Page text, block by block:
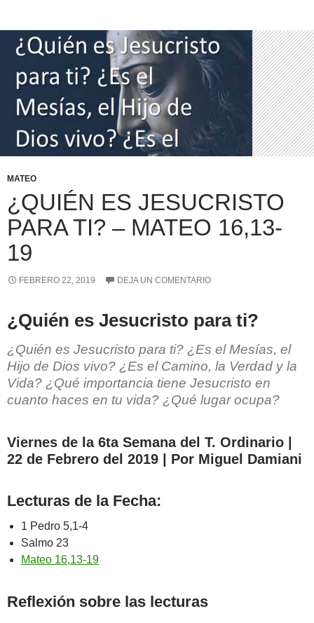
MATEO
¿QUIÉN ES JESUCRISTO
PARA TI? – MATEO 16,13-
19
FEBRERO 22, 2019 DEJA UN COMENTARIO
¿Quién es Jesucristo para ti?
¿Quién es Jesucristo para ti? ¿Es el Mesías, el
Hijo de Dios vivo? ¿Es el Camino, la Verdad y la
Vida? ¿Qué importancia tiene Jesucristo en
cuanto haces en tu vida? ¿Qué lugar ocupa?
Viernes de la 6ta Semana del T. Ordinario |
22 de Febrero del 2019 | Por Miguel Damiani
Lecturas de la Fecha:
1 Pedro 5,1-4
Salmo 23
Mateo 16,13-19
Reflexión sobre las lecturas